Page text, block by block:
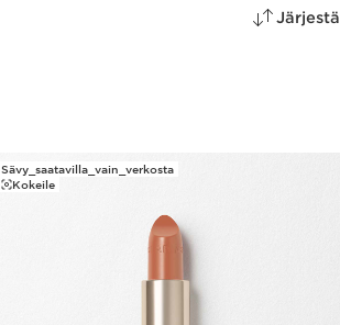
Järjestä
Sävy_saatavilla_vain_verkosta
Kokeile